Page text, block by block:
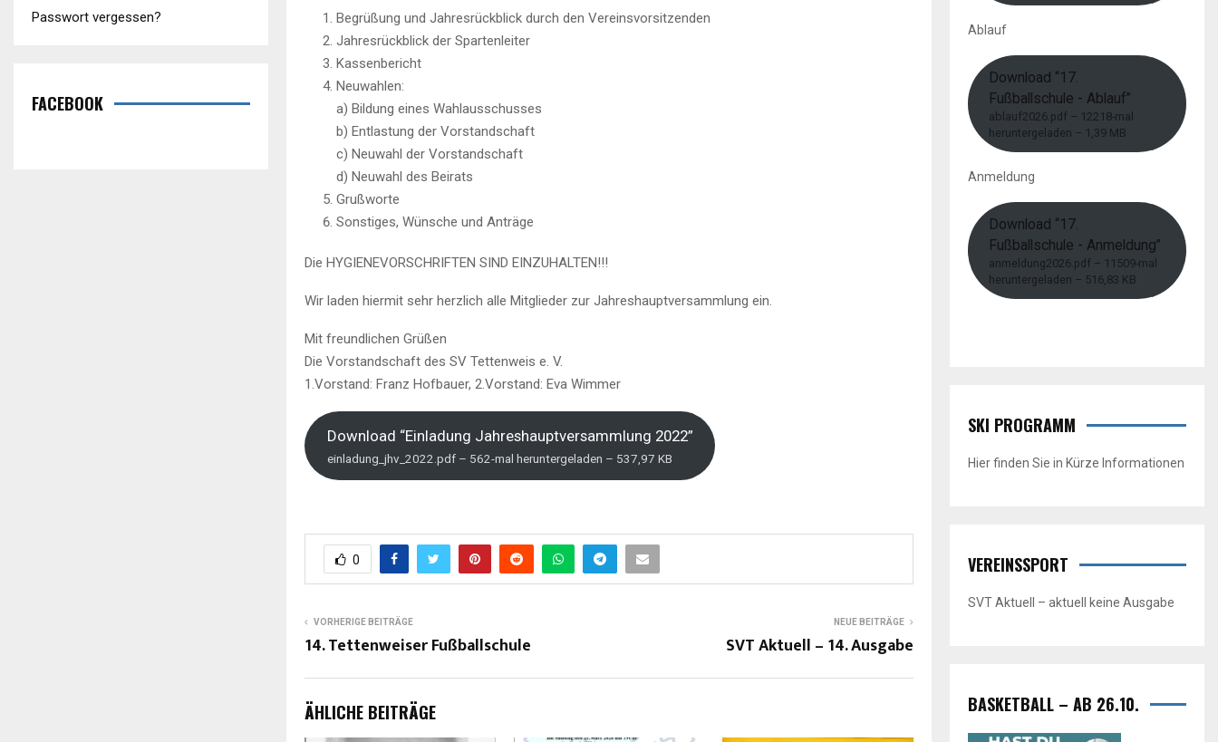
Begrüßung und Jahresrückblick durch den Vereinsvorsitzenden
Jahresrückblick der Spartenleiter
Kassenbericht
Neuwahlen:
a) Bildung eines Wahlausschusses
b) Entlastung der Vorstandschaft
c) Neuwahl der Vorstandschaft
d) Neuwahl des Beirats
Grußworte
Sonstiges, Wünsche und Anträge
Die HYGIENEVORSCHRIFTEN SIND EINZUHALTEN!!!
Wir laden hiermit sehr herzlich alle Mitglieder zur Jahreshauptversammlung ein.
Mit freundlichen Grüßen
Die Vorstandschaft des SV Tettenweis e. V.
1.Vorstand: Franz Hofbauer, 2.Vorstand: Eva Wimmer
Download “Einladung Jahreshauptversammlung 2022”
einladung_jhv_2022.pdf – 562-mal heruntergeladen – 537,97 KB
0
VORHERIGE BEITRÄGE
14. Tettenweiser Fußballschule
NEUE BEITRÄGE
SVT Aktuell – 14. Ausgabe
ÄHLICHE BEITRÄGE
Passwort vergessen?
FACEBOOK
Ablauf
Download “17.
Fußballschule - Ablauf”
ablauf2026.pdf – 12218-mal
heruntergeladen – 1,39 MB
Anmeldung
Download “17.
Fußballschule - Anmeldung”
anmeldung2026.pdf – 11509-mal
heruntergeladen – 516,83 KB
SKI PROGRAMM
Hier finden Sie in Kürze Informationen
VEREINSSPORT
SVT Aktuell – aktuell keine Ausgabe
BASKETBALL – AB 26.10.